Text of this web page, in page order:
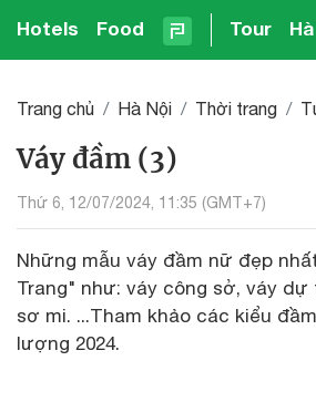
Hotels Food Tour
Trang chủ Hà Nội Thời trang
Váy đầm (3)
Thứ 6, 12/07/2024, 11:35 (GMT+7)
Những mẫu váy đầm nữ đẹp
Trang" như: váy công sở, váy dự
sơ mi. ...Tham khảo các kiểu
lượng 2024.